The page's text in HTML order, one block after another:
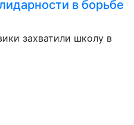
в борьбе
захватили школу в